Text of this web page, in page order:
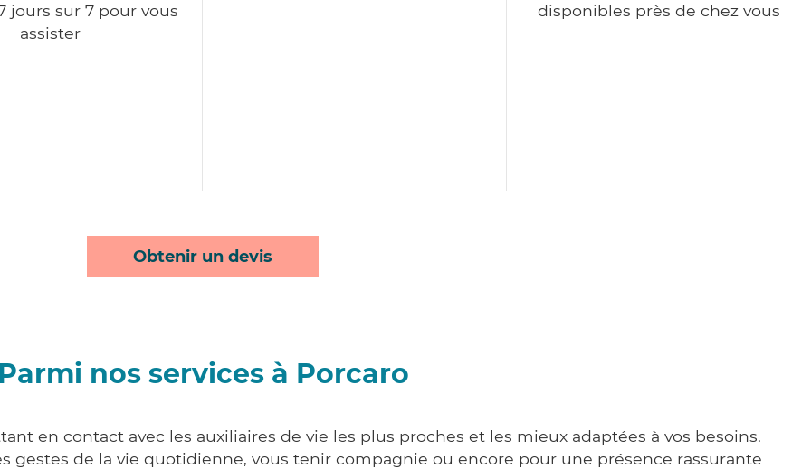
jours sur 7 pour vous
assister
disponibles près de chez vous
Obtenir un devis
Parmi nos services à Porcaro
en contact avec les auxiliaires de vie les plus proches et les mieux adaptées à vos besoins.
gestes de la vie quotidienne, vous tenir compagnie ou encore pour une présence rassurante